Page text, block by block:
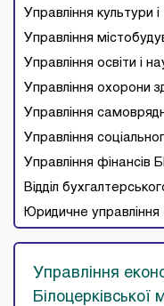
Управління культури
Управління
Управління освіти і
Управління охорони
Управління
Управління
Управління фінансів
Відділ
Юридичне управління
Управління
Білоцерківської